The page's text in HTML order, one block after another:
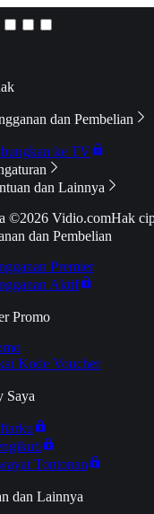
dan Pembelian
ke TV
dan Lainnya
©2026 Vidio.comHak
dan Pembelian
Premier
Aktif
Promo
Kode Voucher
Saya
Tontonan
dan Lainnya